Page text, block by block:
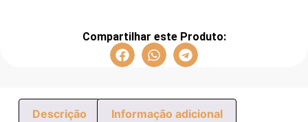
Compartilhar este Produto:
Descrição Informação adicional